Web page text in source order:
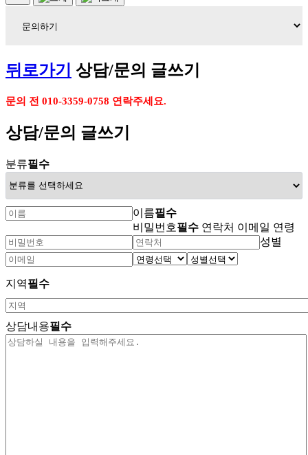
뒤로가기 상담/문의 글쓰기
문의 전 010-3359-0758 연락주세요.
상담/문의 글쓰기
분류필수
이름필수
비밀번호필수 연락처 이메일 연령
성별
지역필수
상담내용필수